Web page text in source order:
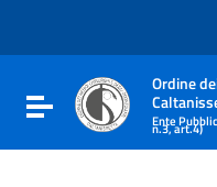
Vai al footer
Attiva / disattiva la
Ordine
Ente
n.3, art.4)